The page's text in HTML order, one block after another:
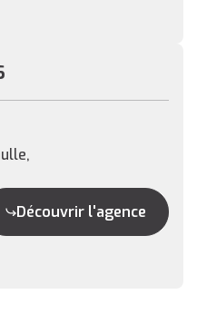
Découvrir l'agence